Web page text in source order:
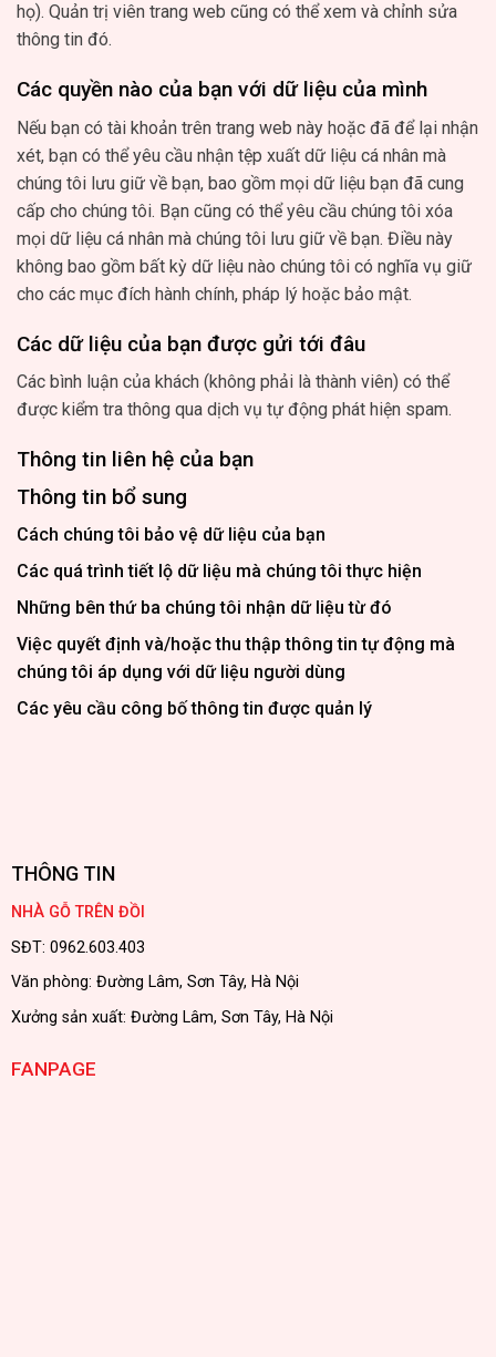
họ). Quản trị viên trang web cũng có thể xem và chỉnh sửa
thông tin đó.
Các quyền nào của bạn với dữ liệu của mình
Nếu bạn có tài khoản trên trang web này hoặc đã để lại nhận
xét, bạn có thể yêu cầu nhận tệp xuất dữ liệu cá nhân mà
chúng tôi lưu giữ về bạn, bao gồm mọi dữ liệu bạn đã cung
cấp cho chúng tôi. Bạn cũng có thể yêu cầu chúng tôi xóa
mọi dữ liệu cá nhân mà chúng tôi lưu giữ về bạn. Điều này
không bao gồm bất kỳ dữ liệu nào chúng tôi có nghĩa vụ giữ
cho các mục đích hành chính, pháp lý hoặc bảo mật.
Các dữ liệu của bạn được gửi tới đâu
Các bình luận của khách (không phải là thành viên) có thể
được kiểm tra thông qua dịch vụ tự động phát hiện spam.
Thông tin liên hệ của bạn
Thông tin bổ sung
Cách chúng tôi bảo vệ dữ liệu của bạn
Các quá trình tiết lộ dữ liệu mà chúng tôi thực hiện
Những bên thứ ba chúng tôi nhận dữ liệu từ đó
Việc quyết định và/hoặc thu thập thông tin tự động mà
chúng tôi áp dụng với dữ liệu người dùng
Các yêu cầu công bố thông tin được quản lý
THÔNG TIN
NHÀ GỖ TRÊN ĐỒI
SĐT: 0962.603.403
Văn phòng: Đường Lâm, Sơn Tây, Hà Nội
Xưởng sản xuất: Đường Lâm, Sơn Tây, Hà Nội
FANPAGE